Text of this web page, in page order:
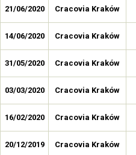
21/06/2020 Cracovia Kraków
14/06/2020 Cracovia Kraków
31/05/2020 Cracovia Kraków
03/03/2020 Cracovia Kraków
16/02/2020 Cracovia Kraków
20/12/2019 Cracovia Kraków